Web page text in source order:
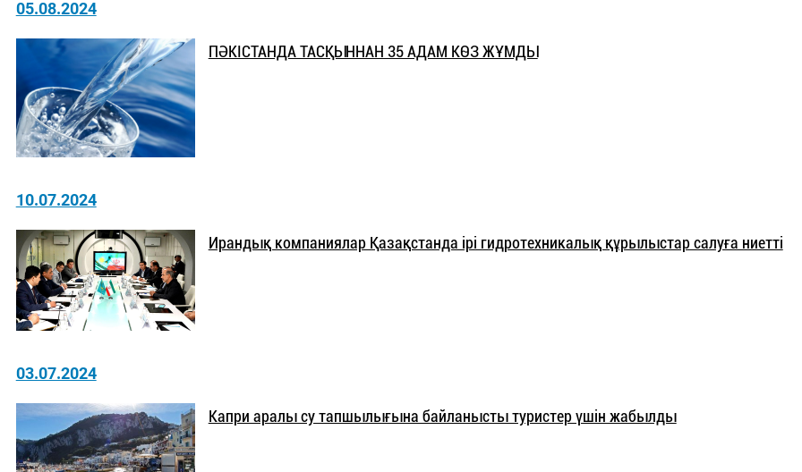
05.08.2024
ПӘКІСТАНДА ТАСҚЫННАН 35 АДАМ КӨЗ ЖҰМДЫ
10.07.2024
Ирандық компаниялар Қазақстанда ірі гидротехникалық құрылыстар салуға ниетті
03.07.2024
Капри аралы су тапшылығына байланысты туристер үшін жабылды